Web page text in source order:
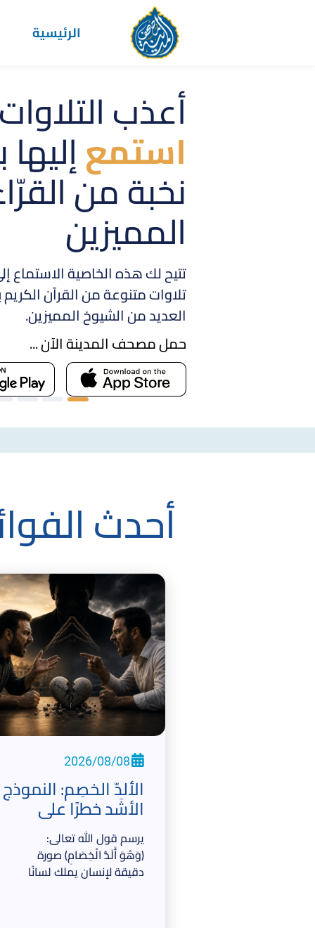
الرئيسية
استمتع
التحفيظمع
جلسات
لحفظ
القرآن الكريم
خاصية التحفيظ تقدم جلسات
تساعدك على حفظ القرآن
أدوات فعّالة للتكرار.
حمل مصحف المدينة الآن ...
أحدث
2026/08/08
الألدّ الخصِم: النموذج
الأشَد خطرًا على
العلاقات والقلوب
يرسم قول الله تعالى:
﴿وَهُوَ أَلَدُّ الْخِصَامِ﴾ صورة
دقيقة لإنسان يملك لسانًا